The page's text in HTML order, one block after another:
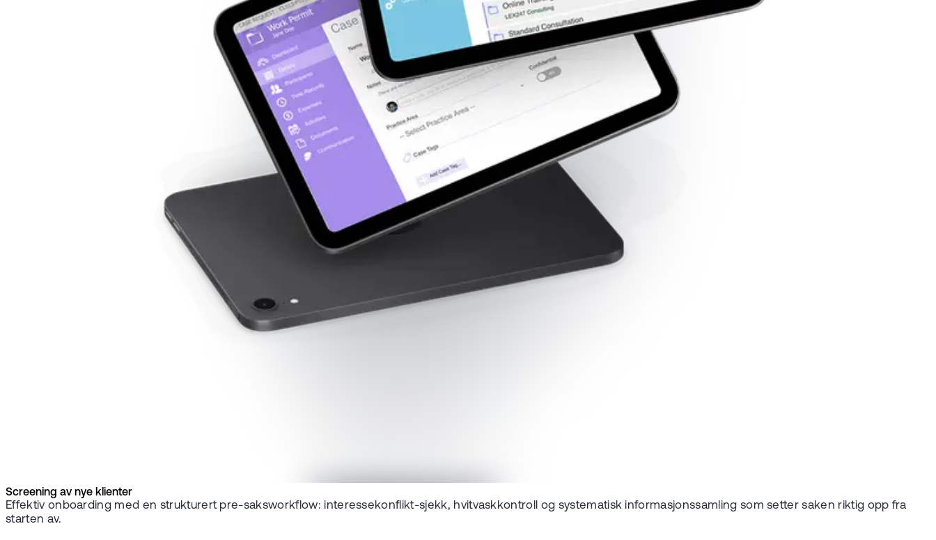
Screening av nye klienter
Effektiv onboarding med en strukturert pre-saksworkflow: interessekonflikt-sjekk, hvitvaskkontroll og systematisk informasjonssamling som setter saken riktig opp fra
starten av.